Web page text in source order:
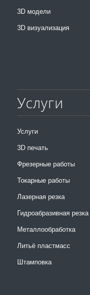
3D модели
3D визуализация
Услуги
Услуги
3D печать
Фрезерные работы
Токарные работы
Лазерная резка
Гидроабразивная резка
Металлообработка
Литьё пластмасс
Штамповка